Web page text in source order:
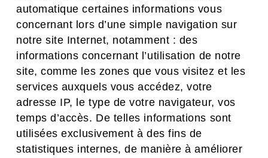
automatique certaines informations vous
concernant lors d’une simple navigation sur
notre site Internet, notamment : des
informations concernant l’utilisation de notre
site, comme les zones que vous visitez et les
services auxquels vous accédez, votre
adresse IP, le type de votre navigateur, vos
temps d’accès. De telles informations sont
utilisées exclusivement à des fins de
statistiques internes, de manière à améliorer